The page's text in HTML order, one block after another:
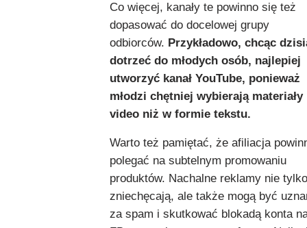
Co więcej, kanały te powinno się też
dopasować do docelowej grupy
odbiorców. Przykładowo, chcąc
dotrzeć do młodych osób, najlepiej
utworzyć kanał YouTube, ponieważ
młodzi chętniej wybierają materiały
video niż w formie tekstu.
Warto też pamiętać, że afiliacja
polegać na subtelnym promowaniu
produktów. Nachalne reklamy nie tylko
zniechęcają, ale także mogą być
za spam i skutkować blokadą konta